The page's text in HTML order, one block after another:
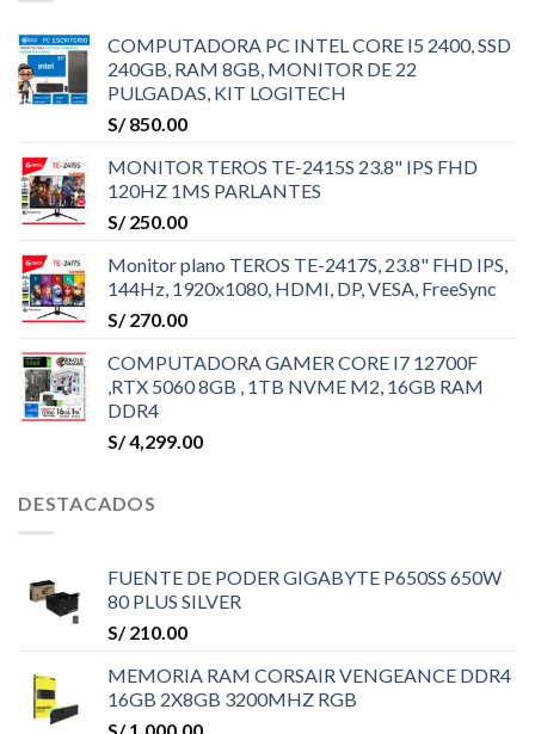
COMPUTADORA PC INTEL CORE I5 2400, SSD
240GB, RAM 8GB, MONITOR DE 22
PULGADAS, KIT LOGITECH
S/850.00
MONITOR TEROS TE-2415S 23.8" IPS FHD
120HZ 1MS PARLANTES
S/250.00
Monitor plano TEROS TE-2417S, 23.8" FHD IPS,
144Hz, 1920x1080, HDMI, DP, VESA, FreeSync
S/270.00
COMPUTADORA GAMER CORE I7 12700F
,RTX 5060 8GB , 1TB NVME M2, 16GB RAM
DDR4
S/4,299.00
DESTACADOS
FUENTE DE PODER GIGABYTE P650SS 650W
80 PLUS SILVER
S/210.00
MEMORIA RAM CORSAIR VENGEANCE DDR4
16GB 2X8GB 3200MHZ RGB